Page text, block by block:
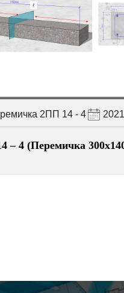
2ПП 14 - 4
– 4 (Перемичка